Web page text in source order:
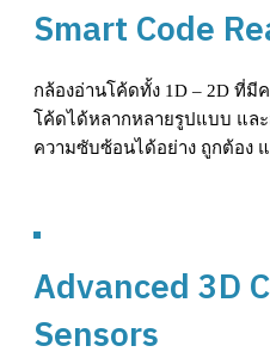
Smart Code
กล้องอ่านโค้ดทั้ง 1D – 2D ที่มี
โค้ดได้หลากหลายรูปแบบ แล
ความซับซ้อนได้อย่าง ถูกต้อง
Advanced 3D
Sensors